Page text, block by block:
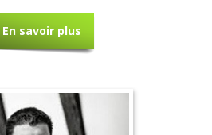
En savoir plus